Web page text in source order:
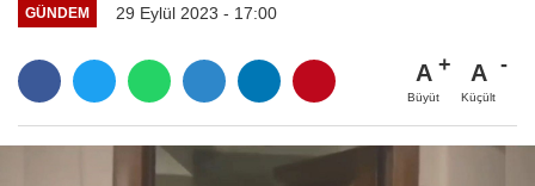
GÜNDEM 29 Eylül 2023 - 17:00
A
Büyüt
A
Küçült